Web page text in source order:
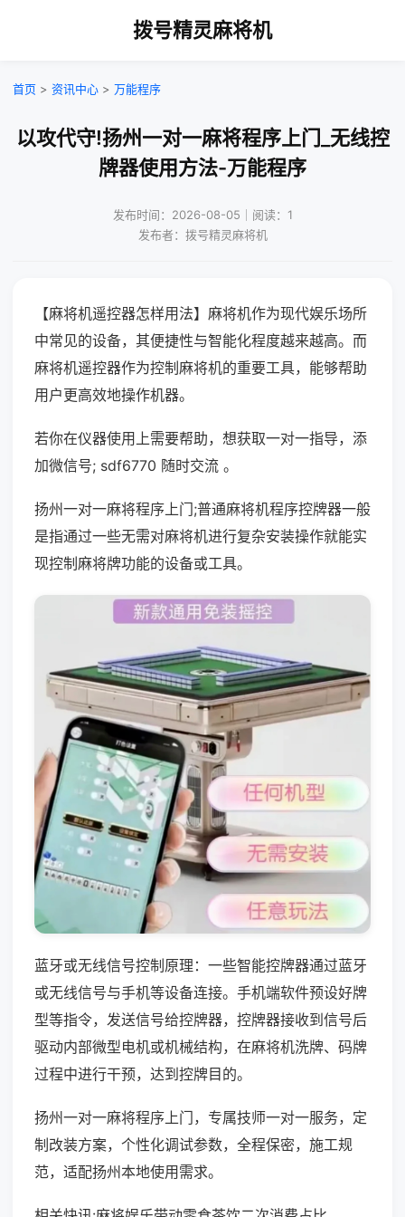
拨号精灵麻将机
首页 > 资讯中心 > 万能程序
以攻代守!扬州一对一麻将程序上门_无线控
牌器使用方法-万能程序
发布时间：2026-08-05｜阅读：1
发布者：拨号精灵麻将机
【麻将机遥控器怎样用法】麻将机作为现代娱乐场所
中常见的设备，其便捷性与智能化程度越来越高。而
麻将机遥控器作为控制麻将机的重要工具，能够帮助
用户更高效地操作机器。
若你在仪器使用上需要帮助，想获取一对一指导，添
加微信号; sdf6770 随时交流 。
扬州一对一麻将程序上门;普通麻将机程序控牌器一般
是指通过一些无需对麻将机进行复杂安装操作就能实
现控制麻将牌功能的设备或工具。
蓝牙或无线信号控制原理：一些智能控牌器通过蓝牙
或无线信号与手机等设备连接。手机端软件预设好牌
型等指令，发送信号给控牌器，控牌器接收到信号后
驱动内部微型电机或机械结构，在麻将机洗牌、码牌
过程中进行干预，达到控牌目的。
扬州一对一麻将程序上门，专属技师一对一服务，定
制改装方案，个性化调试参数，全程保密，施工规
范，适配扬州本地使用需求。